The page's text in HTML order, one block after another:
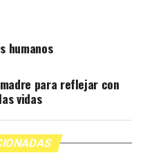
humanos
para reflejar con
vidas